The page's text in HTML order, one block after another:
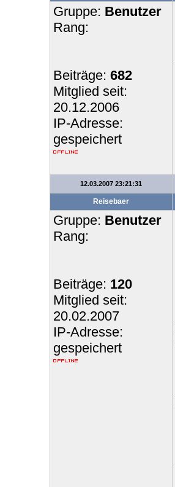
Gruppe: Benutzer
Rang:
Beiträge: 682
Mitglied seit:
20.12.2006
IP-Adresse:
gespeichert
12.03.2007 23:21:31
Reisebaer
Gruppe: Benutzer
Rang:
Beiträge: 120
Mitglied seit:
20.02.2007
IP-Adresse:
gespeichert